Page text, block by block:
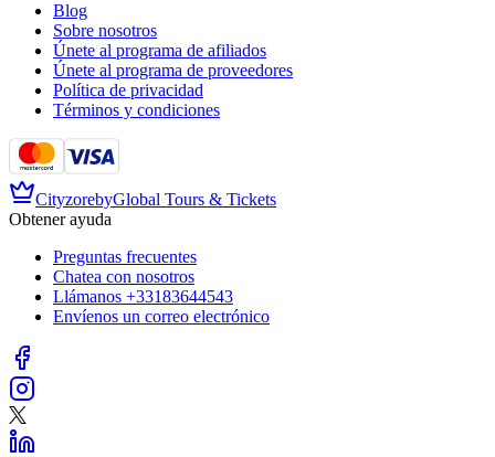
Blog
Sobre nosotros
Únete al programa de afiliados
Únete al programa de proveedores
Política de privacidad
Términos y condiciones
CityzorebyGlobal Tours & Tickets
Obtener ayuda
Preguntas frecuentes
Chatea con nosotros
Llámanos +33183644543
Envíenos un correo electrónico